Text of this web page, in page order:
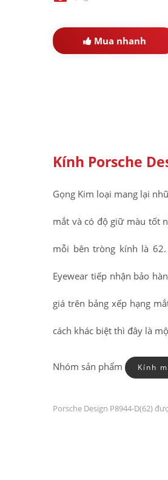
Mua nhanh
Kính Porsche
Gọng Kim loại mang lại
mắt và có độ giữ màu tốt
mỗi bên tròng kính là
Eyewear tiếp nhận bảo
giá trên bảng xếp hạng
cách khác biệt thì đây là
Nhóm sản phẩm Kính
Porsche Design P8944-D(62)